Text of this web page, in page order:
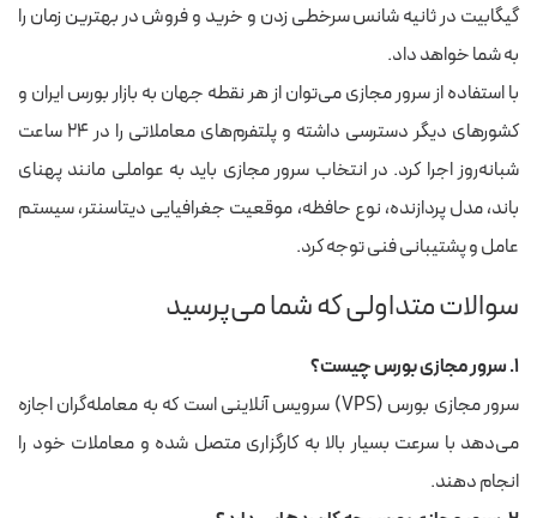
گیگابیت در ثانیه شانس سرخطی زدن و خرید و فروش در بهترین زمان را
به شما خواهد داد.
با استفاده از سرور مجازی می‌توان از هر نقطه جهان به بازار بورس ایران و
کشورهای دیگر دسترسی داشته و پلتفرم‌های معاملاتی را در ۲۴ ساعت
شبانه‌روز اجرا کرد. در انتخاب سرور مجازی باید به عواملی مانند پهنای
باند، مدل پردازنده، نوع حافظه، موقعیت جغرافیایی دیتاسنتر، سیستم
عامل و پشتیبانی فنی توجه کرد.
سوالات متداولی که شما می‌پرسید
۱. سرور مجازی بورس چیست؟
سرور مجازی بورس (VPS) سرویس آنلاینی است که به معامله‌گران اجازه
می‌دهد با سرعت بسیار بالا به کارگزاری متصل شده و معاملات خود را
انجام دهند.